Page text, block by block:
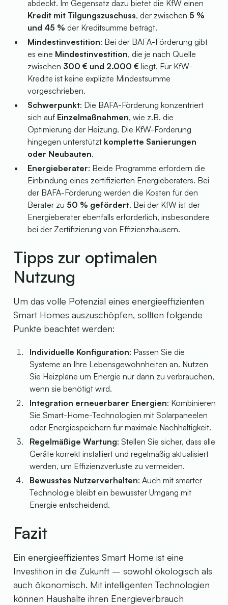
abdeckt. Im Gegensatz dazu bietet die KfW einen
Kredit mit Tilgungszuschuss, der zwischen 5 %
und 45 % der Kreditsumme beträgt.
Mindestinvestition: Bei der BAFA-Förderung gibt
es eine Mindestinvestition, die je nach Quelle
zwischen 300 € und 2.000 € liegt. Für KfW-
Kredite ist keine explizite Mindestsumme
vorgeschrieben.
Schwerpunkt: Die BAFA-Förderung konzentriert
sich auf Einzelmaßnahmen, wie z.B. die
Optimierung der Heizung. Die KfW-Förderung
hingegen unterstützt komplette Sanierungen
oder Neubauten.
Energieberater: Beide Programme erfordern die
Einbindung eines zertifizierten Energieberaters. Bei
der BAFA-Förderung werden die Kosten für den
Berater zu 50 % gefördert. Bei der KfW ist der
Energieberater ebenfalls erforderlich, insbesondere
bei der Zertifizierung von Effizienzhäusern.
Tipps zur optimalen
Nutzung
Um das volle Potenzial eines energieeffizienten
Smart Homes auszuschöpfen, sollten folgende
Punkte beachtet werden:
Individuelle Konfiguration: Passen Sie die
Systeme an Ihre Lebensgewohnheiten an. Nutzen
Sie Heizpläne um Energie nur dann zu verbrauchen,
wenn sie benötigt wird.
Integration erneuerbarer Energien: Kombinieren
Sie Smart-Home-Technologien mit Solarpaneelen
oder Energiespeichern für maximale Nachhaltigkeit.
Regelmäßige Wartung: Stellen Sie sicher, dass alle
Geräte korrekt installiert und regelmäßig aktualisiert
werden, um Effizienzverluste zu vermeiden.
Bewusstes Nutzerverhalten: Auch mit smarter
Technologie bleibt ein bewusster Umgang mit
Energie entscheidend.
Fazit
Ein energieeffizientes Smart Home ist eine
Investition in die Zukunft – sowohl ökologisch als
auch ökonomisch. Mit intelligenten Technologien
können Haushalte ihren Energieverbrauch